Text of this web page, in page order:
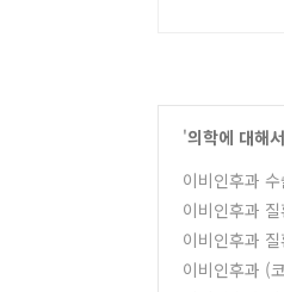
'의학에 대해서
이비인후과
이비인후과
이비인후과
이비인후과 (